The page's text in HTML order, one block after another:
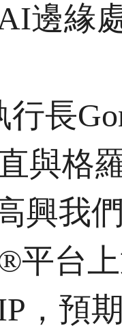
邊緣
行長
與格
興我
平台
，預